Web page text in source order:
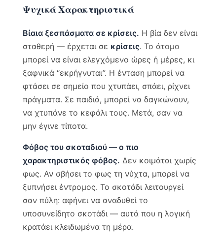
Ψυχικά Χαρακτηριστικά
Βίαια ξεσπάσματα σε κρίσεις. Η βία δεν είναι
σταθερή — έρχεται σε κρίσεις. Το άτομο
μπορεί να είναι ελεγχόμενο ώρες ή μέρες, κι
ξαφνικά “εκρήγνυται”. Η ένταση μπορεί να
φτάσει σε σημείο που χτυπάει, σπάει, ρίχνει
πράγματα. Σε παιδιά, μπορεί να δαγκώνουν,
να χτυπάνε το κεφάλι τους. Μετά, σαν να
μην έγινε τίποτα.
Φόβος του σκοταδιού — ο πιο
χαρακτηριστικός φόβος. Δεν κοιμάται χωρίς
φως. Αν σβήσει το φως τη νύχτα, μπορεί να
ξυπνήσει έντρομος. Το σκοτάδι λειτουργεί
σαν πύλη: αφήνει να αναδυθεί το
υποσυνείδητο σκοτάδι — αυτά που η λογική
κρατάει κλειδωμένα τη μέρα.